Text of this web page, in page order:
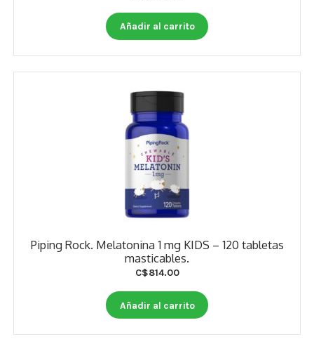
Añadir al carrito
Piping Rock. Melatonina 1 mg KIDS – 120 tabletas
masticables.
C$814.00
Añadir al carrito